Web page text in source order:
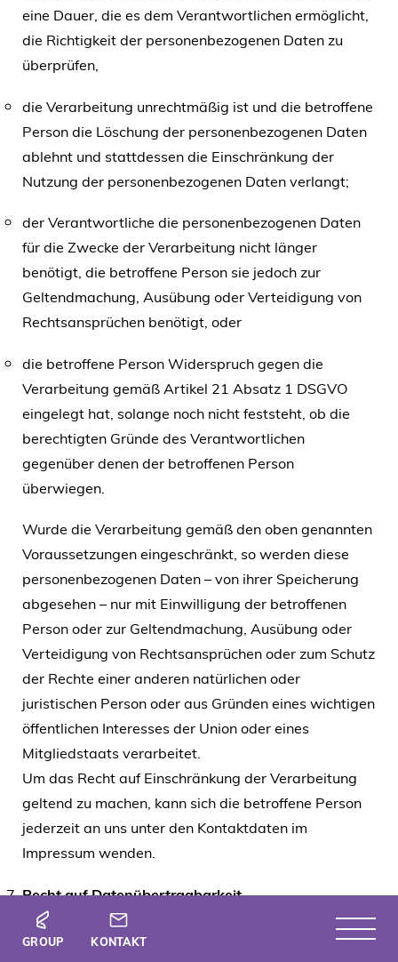
KONTAKT
GROUP
eine Dauer, die es dem Verantwortlichen ermöglicht,
die Richtigkeit der personenbezogenen Daten zu
überprüfen,
die Verarbeitung unrechtmäßig ist und die betroffene
Person die Löschung der personenbezogenen Daten
ablehnt und stattdessen die Einschränkung der
Nutzung der personenbezogenen Daten verlangt;
der Verantwortliche die personenbezogenen Daten
für die Zwecke der Verarbeitung nicht länger
benötigt, die betroffene Person sie jedoch zur
Geltendmachung, Ausübung oder Verteidigung von
Rechtsansprüchen benötigt, oder
die betroffene Person Widerspruch gegen die
Verarbeitung gemäß Artikel 21 Absatz 1 DSGVO
eingelegt hat, solange noch nicht feststeht, ob die
berechtigten Gründe des Verantwortlichen
gegenüber denen der betroffenen Person
überwiegen.
Wurde die Verarbeitung gemäß den oben genannten
Voraussetzungen eingeschränkt, so werden diese
personenbezogenen Daten – von ihrer Speicherung
abgesehen – nur mit Einwilligung der betroffenen
Person oder zur Geltendmachung, Ausübung oder
Verteidigung von Rechtsansprüchen oder zum Schutz
der Rechte einer anderen natürlichen oder
juristischen Person oder aus Gründen eines wichtigen
öffentlichen Interesses der Union oder eines
Mitgliedstaats verarbeitet.
Um das Recht auf Einschränkung der Verarbeitung
geltend zu machen, kann sich die betroffene Person
jederzeit an uns unter den Kontaktdaten im
Impressum wenden.
Recht auf Datenübertragbarkeit
Sie haben das Recht, die Sie betreffenden
personenbezogenen Daten, die Sie uns bereitgestellt